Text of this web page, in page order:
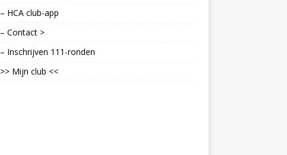
– HCA club-app
– Contact >
– Inschrijven 111-ronden
>> Mijn club <<